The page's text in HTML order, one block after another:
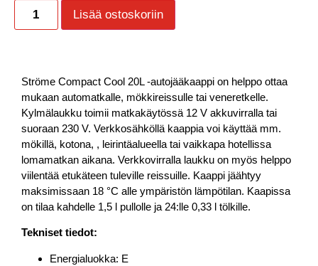
Lisää ostoskoriin
Ströme Compact Cool 20L -autojääkaappi on helppo ottaa
mukaan automatkalle, mökkireissulle tai veneretkelle.
Kylmälaukku toimii matkakäytössä 12 V akkuvirralla tai
suoraan 230 V. Verkkosähköllä kaappia voi käyttää mm.
mökillä, kotona, , leirintäalueella tai vaikkapa hotellissa
lomamatkan aikana. Verkkovirralla laukku on myös helppo
viilentää etukäteen tuleville reissuille. Kaappi jäähtyy
maksimissaan 18 °C alle ympäristön lämpötilan. Kaapissa
on tilaa kahdelle 1,5 l pullolle ja 24:lle 0,33 l tölkille.
Tekniset tiedot:
Energialuokka: E